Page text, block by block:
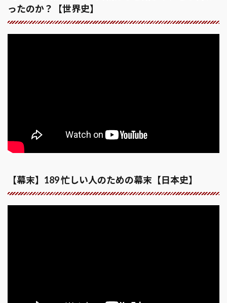
ったのか？【世界史】
【幕末】189 忙しい人のための幕末【日本史】